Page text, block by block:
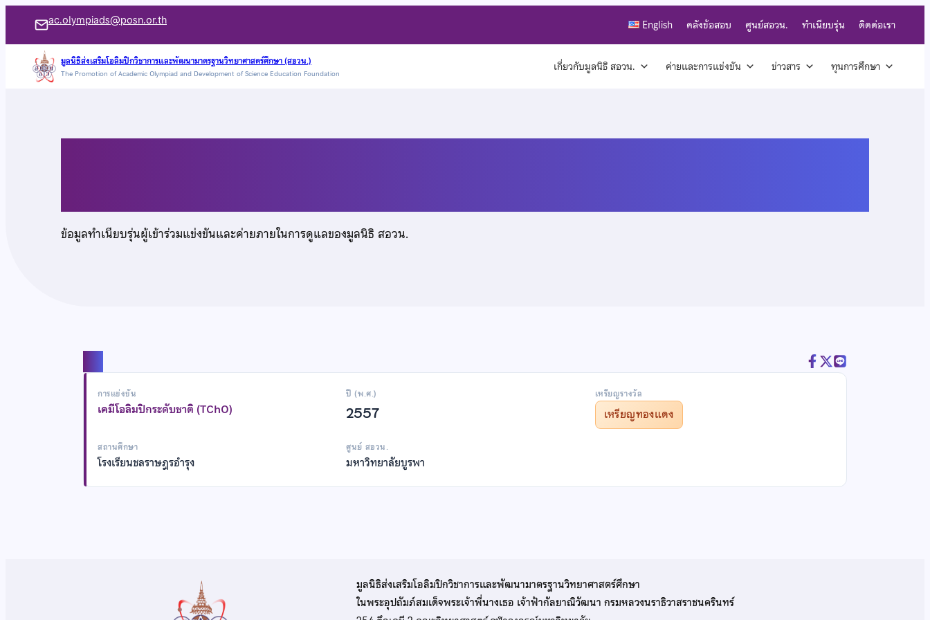
เนื้อหา
ac.olympiads@posn.or.th English คลังข้อสอบ ศูนย์สอวน. ทำเนียบรุ่น ติดต่อเรา
มูลนิธิส่งเสริมโอลิมปิกวิชาการและพัฒนามาตรฐานวิทยาศาสตร์ศึกษา (สอวน.)
The Promotion of Academic Olympiad and Development of Science Education Foundation เกี่ยวกับมูลนิธิ สอวน. ค่ายและการแข่งขัน ข่าวสาร ทุนการศึกษา
ข้อมูลทำเนียบรุ่นผู้เข้าร่วมแข่งขันและค่ายภายในการดูแลของมูลนิธิ สอวน.
การแข่งขัน
เคมีโอลิมปิกระดับชาติ (TChO)
ปี (พ.ศ.)
2557
เหรียญรางวัล
เหรียญทองแดง
สถานศึกษา
โรงเรียนชลราษฎรอำรุง
ศูนย์ สอวน.
มหาวิทยาลัยบูรพา
มูลนิธิส่งเสริมโอลิมปิกวิชาการและพัฒนามาตรฐานวิทยาศาสตร์ศึกษา
ในพระอุปถัมภ์สมเด็จพระเจ้าพี่นางเธอ เจ้าฟ้ากัลยาณิวัฒนา กรมหลวงนราธิวาสราชนครินทร์